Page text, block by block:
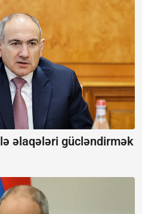
əlaqələri gücləndirmək